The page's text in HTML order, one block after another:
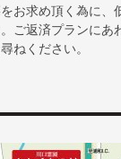
お求め頂く為に、
ご返済プランにあ
ねください。